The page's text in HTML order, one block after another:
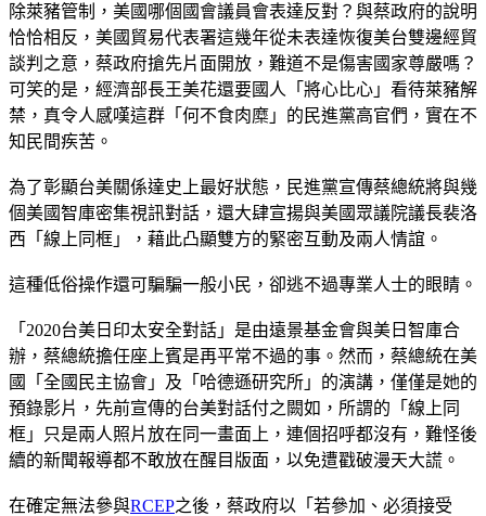
除萊豬管制，美國哪個國會議員會表達反對？與蔡政府的說明
恰恰相反，美國貿易代表署這幾年從未表達恢復美台雙邊經貿
談判之意，蔡政府搶先片面開放，難道不是傷害國家尊嚴嗎？
可笑的是，經濟部長王美花還要國人「將心比心」看待萊豬解
禁，真令人感嘆這群「何不食肉糜」的民進黨高官們，實在不
知民間疾苦。
為了彰顯台美關係達史上最好狀態，民進黨宣傳蔡總統將與幾
個美國智庫密集視訊對話，還大肆宣揚與美國眾議院議長裴洛
西「線上同框」，藉此凸顯雙方的緊密互動及兩人情誼。
這種低俗操作還可騙騙一般小民，卻逃不過專業人士的眼睛。
「2020台美日印太安全對話」是由遠景基金會與美日智庫合
辦，蔡總統擔任座上賓是再平常不過的事。然而，蔡總統在美
國「全國民主協會」及「哈德遜研究所」的演講，僅僅是她的
預錄影片，先前宣傳的台美對話付之闕如，所謂的「線上同
框」只是兩人照片放在同一畫面上，連個招呼都沒有，難怪後
續的新聞報導都不敢放在醒目版面，以免遭戳破漫天大謊。
在確定無法參與RCEP之後，蔡政府以「若參加、必須接受